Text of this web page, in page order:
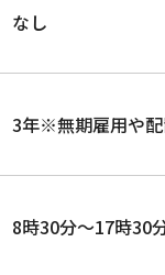
なし
3年※無期雇用や
8時30分～17時30